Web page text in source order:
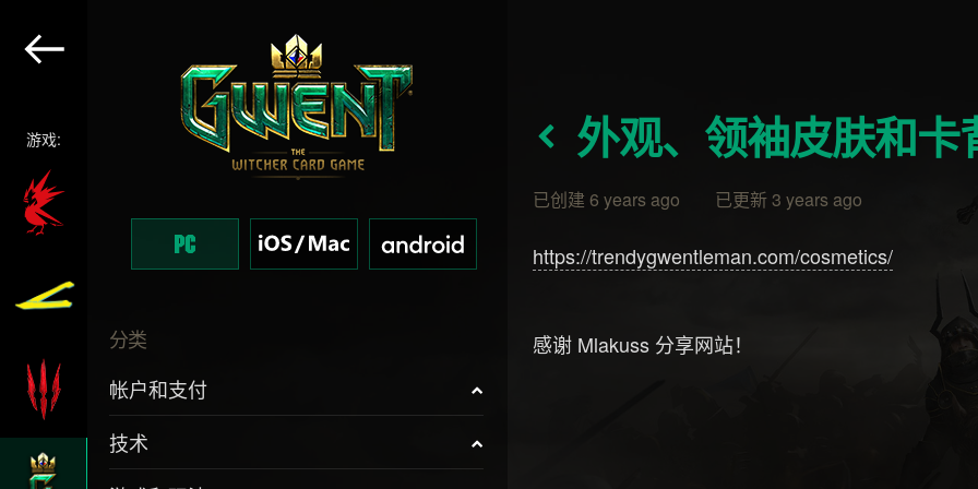
游戏:
分类
帐户和支付
技术
外观、领袖皮肤和
已创建 6 years ago 已更新 3 years ago
https://trendygwentleman.com/cosmetics/
感谢 Mlakuss 分享网站！